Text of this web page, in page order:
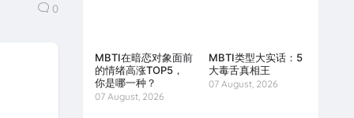
0
MBTI在暗恋对象面前
的情绪高涨TOP5，
你是哪一种？
07 August, 2026
MBTI类型大实话：5
大毒舌真相王
07 August, 2026